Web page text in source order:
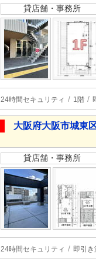
貸店舗・事務所
24時間セキュリティ 1階
大阪府大阪市城東
貸店舗・事務所
24時間セキュリティ 即引